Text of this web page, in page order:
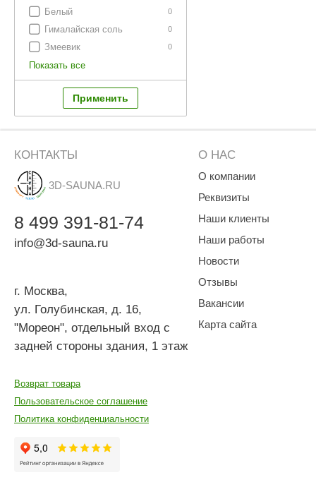
0
Белый
0
Гималайская соль
0
Змеевик
Показать все
О НАС
О компании
Реквизиты
Наши клиенты
Наши работы
Новости
Отзывы
Вакансии
Карта сайта
КОНТАКТЫ
3D-SAUNA.RU
8 499 391-81-74
info@3d-sauna.ru
г. Москва,
ул. Голубинская, д. 16,
"Мореон", отдельный вход с
задней стороны здания, 1 этаж
Возврат товара
Пользовательское соглашение
Политика конфиденциальности